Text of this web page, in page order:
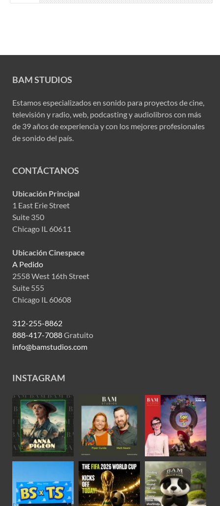
BAM STUDIOS
Estamos especializados en sonido para proyectos de cine,
televisión y radio, web, podcasting y audiolibros con más
de 39 años de experiencia y con los mejores profesionales
de sonido del país.
CONTÁCTANOS
Ubicación Principal
1 East Erie Street
Suite 350
Chicago IL 60611
Ubicación Cinespace
A Pedido
2558 West 16th Street
Suite 555
Chicago IL 60608
312-255-8862
888-417-7088Gratuito
info@bamstudios.com
INSTAGRAM